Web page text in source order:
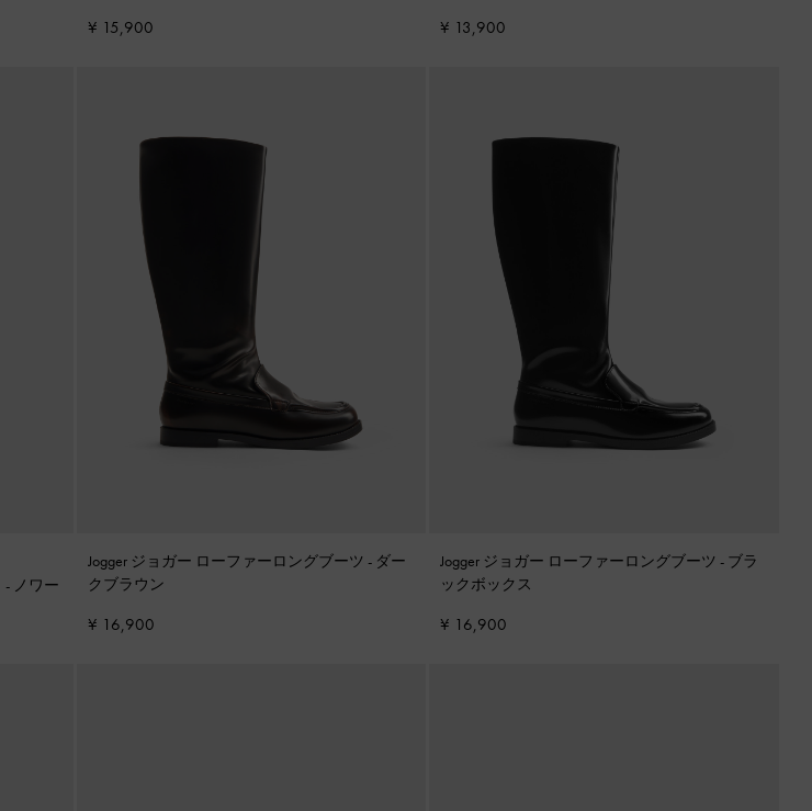
¥ 15,900 ¥ 13,900
- ノワー
Jogger ジョガー ローファーロングブーツ - ダー
クブラウン
¥ 16,900
Jogger ジョガー ローファーロングブーツ - ブラ
ックボックス
¥ 16,900